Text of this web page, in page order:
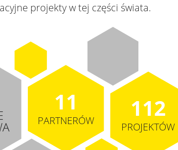
projekty w tej części świata.
11
PARTNERÓW 112
PROJEKTÓW